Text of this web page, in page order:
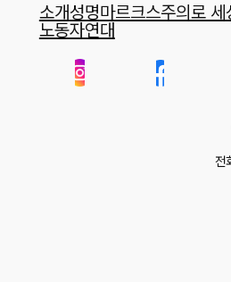
소개성명마르크스주의로 세
노동자연대
전